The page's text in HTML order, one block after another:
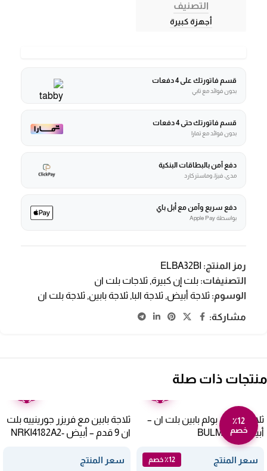
التصنيف
أجهزة كبيرة
قسم فاتورتك على 4 دفعات
بدون فوائد مع تابي
قسم فاتورتك حتى 4 دفعات
بدون فوائد مع تمارا
دفع آمن بالبطاقات البنكية
مدى، فيزا، وماستركارد
دفع سريع وآمن مع أبل باي
بواسطة Apple Pay
رمز المنتج: ELBA32BI
التصنيفات: بلت إن كبيرة, ثلاجات بلت ان
الوسوم: ثلاجة أبيض, ثلاجة البا, ثلاجة بابين, ثلاجة بلت ان
مشاركة:
منتجات ذات صلة
٪12
خصم
ثلاجة 9 قدم بولم بابين بلت ان –
أبيض BULM34BI
سعر المنتج ٪12 خصم
ثلاجة بابين مع فريزر جورينييه بلت
ان 9 قدم – أبيض NRKI4182A2-
سعر المنتج